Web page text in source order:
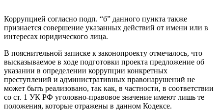
Коррупцией согласно подп. “б” данного пункта также
признается совершение указанных действий от имени или в
интересах юридического лица.
В пояснительной записке к законопроекту отмечалось, что
высказываемое в ходе подготовки проекта предложение об
указании в определении коррупции конкретных
преступлений и административных правонарушений не
может быть реализовано, так как, в частности, в соответствии
со ст. 1 УК РФ уголовно-правовое значение имеют лишь те
положения, которые отражены в данном Кодексе.